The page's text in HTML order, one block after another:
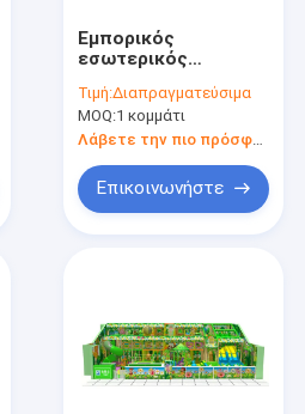
Εμπορικός
εσωτερικός
παιδικού χώρου με
χειμερινό
χιονάνθρωπο
Τιμή:Διαπραγματεύσιμα
MOQ:1 κομμάτι
Επικοινωνήστε